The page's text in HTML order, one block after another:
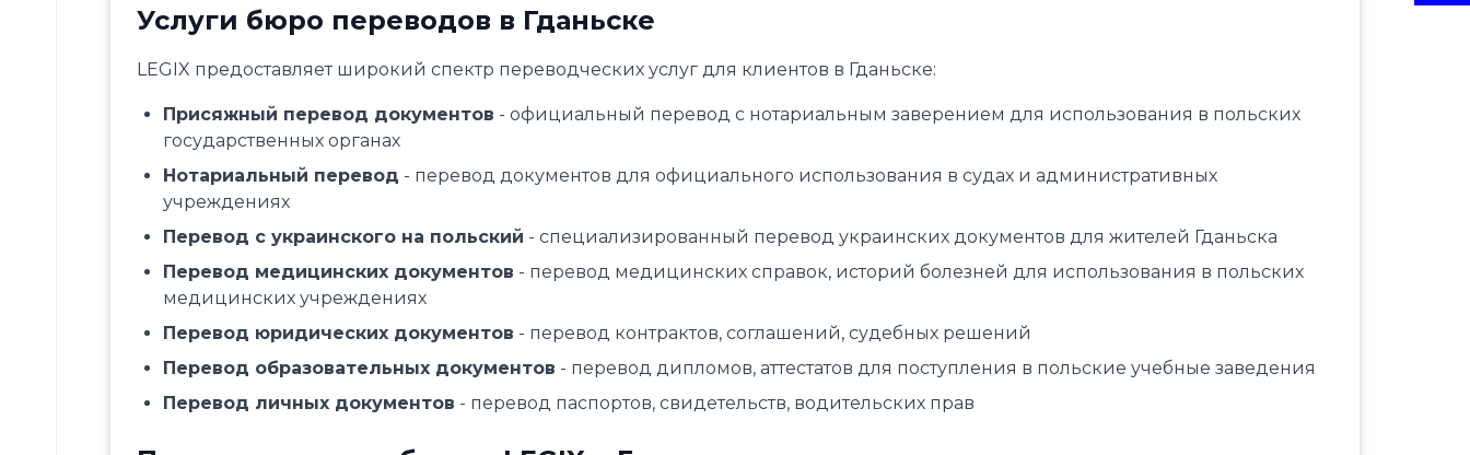
Услуги бюро переводов в Гданьске
LEGIX предоставляет широкий спектр переводческих услуг для клиентов в Гданьске:
Присяжный перевод документов - официальный перевод с нотариальным заверением для использования в польских
государственных органах
Нотариальный перевод - перевод документов для официального использования в судах и административных
учреждениях
Перевод с украинского на польский - специализированный перевод украинских документов для жителей Гданьска
Перевод медицинских документов - перевод медицинских справок, историй болезней для использования в польских
медицинских учреждениях
Перевод юридических документов - перевод контрактов, соглашений, судебных решений
Перевод образовательных документов - перевод дипломов, аттестатов для поступления в польские учебные заведения
Перевод личных документов - перевод паспортов, свидетельств, водительских прав